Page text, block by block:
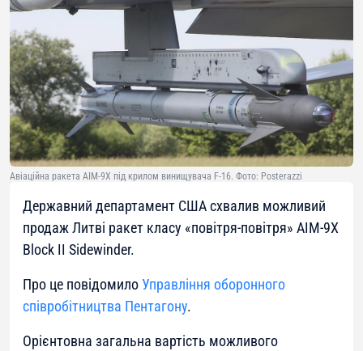
Авіаційна ракета AIM-9X під крилом винищувача F-16. Фото: Posterazzi
Державний департамент США схвалив можливий
продаж Литві ракет класу «повітря-повітря» AIM-9X
Block II Sidewinder.
Про це повідомило Управління оборонного
співробітництва Пентагону.
Орієнтовна загальна вартість можливого